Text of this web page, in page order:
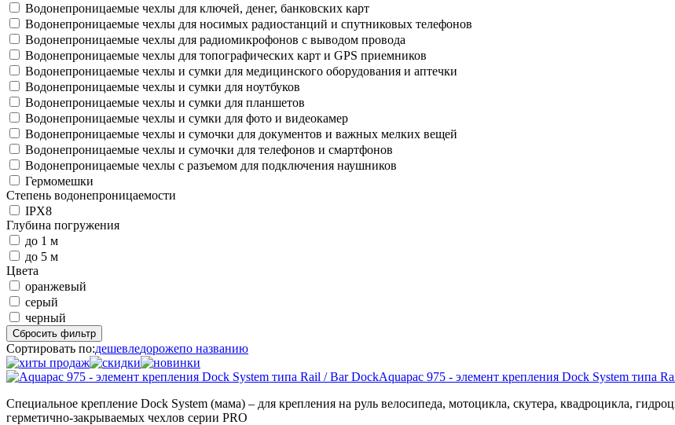
Водонепроницаемые чехлы для ключей, денег, банковских карт
Водонепроницаемые чехлы для носимых радиостанций и спутниковых телефонов
Водонепроницаемые чехлы для радиомикрофонов с выводом провода
Водонепроницаемые чехлы для топографических карт и GPS приемников
Водонепроницаемые чехлы и сумки для медицинского оборудования и аптечки
Водонепроницаемые чехлы и сумки для ноутбуков
Водонепроницаемые чехлы и сумки для планшетов
Водонепроницаемые чехлы и сумки для фото и видеокамер
Водонепроницаемые чехлы и сумочки для документов и важных мелких вещей
Водонепроницаемые чехлы и сумочки для телефонов и смартфонов
Водонепроницаемые чехлы с разъемом для подключения наушников
Гермомешки
Степень водонепроницаемости
IPX8
Глубина погружения
до 1 м
до 5 м
Цвета
оранжевый
серый
черный
Сбросить фильтр
Сортировать по:дешевледорожепо названию
Aquapac 975 - элемент крепления Dock System типа
Специальное крепление Dock System (мама) – для крепления на руль велосипеда, мотоцикла, скутера, квадроцикла,
герметично-закрываемых чехлов серии PRO